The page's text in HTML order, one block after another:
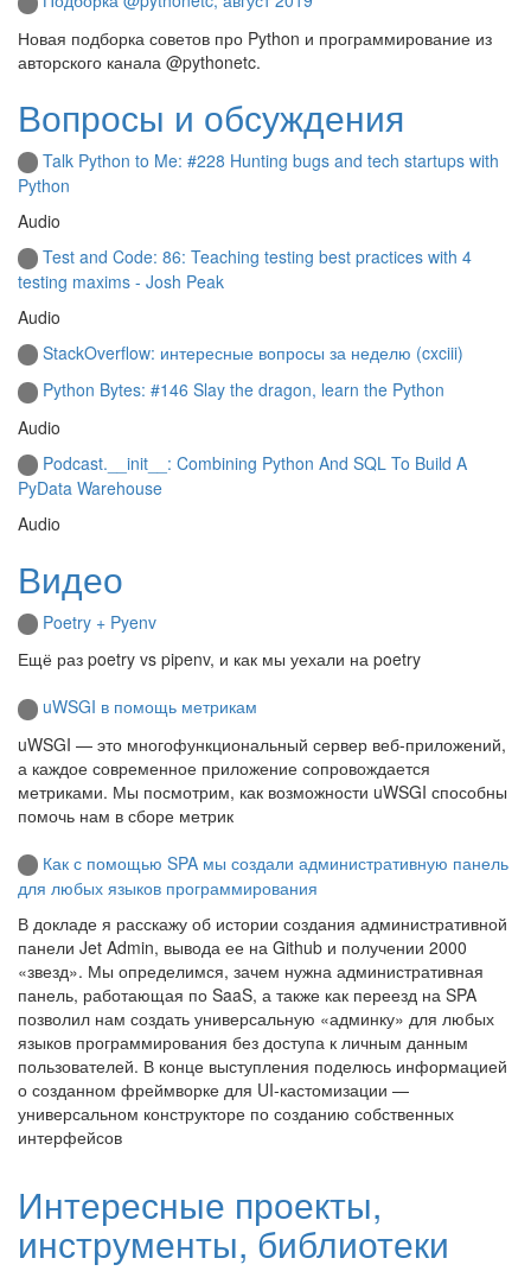
Новая подборка советов про Python и программирование из
авторского канала @pythonetc.
Вопросы и обсуждения
Talk Python to Me: #228 Hunting bugs and tech startups with
Python
Audio
Test and Code: 86: Teaching testing best practices with 4
testing maxims - Josh Peak
Audio
StackOverflow: интересные вопросы за неделю (cxciii)
Python Bytes: #146 Slay the dragon, learn the Python
Audio
Podcast.__init__: Combining Python And SQL To Build A
PyData Warehouse
Audio
Видео
Poetry + Pyenv
Ещё раз poetry vs pipenv, и как мы уехали на poetry
uWSGI в помощь метрикам
uWSGI — это многофункциональный сервер веб-приложений,
а каждое современное приложение сопровождается
метриками. Мы посмотрим, как возможности uWSGI способны
помочь нам в сборе метрик
Как с помощью SPA мы создали административную панель
для любых языков программирования
В докладе я расскажу об истории создания административной
панели Jet Admin, вывода ее на Github и получении 2000
«звезд». Мы определимся, зачем нужна административная
панель, работающая по SaaS, а также как переезд на SPA
позволил нам создать универсальную «админку» для любых
языков программирования без доступа к личным данным
пользователей. В конце выступления поделюсь информацией
о созданном фреймворке для UI-кастомизации —
универсальном конструкторе по созданию собственных
интерфейсов
Интересные проекты,
инструменты, библиотеки